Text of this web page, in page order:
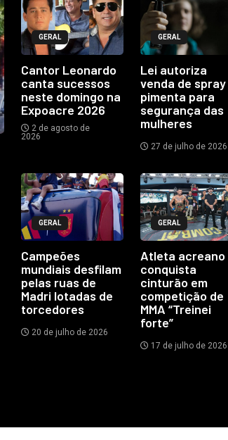
GERAL
Cantor Leonardo
canta sucessos
neste domingo na
Expoacre 2026
2 de agosto de
2026
GERAL
Lei autoriza
venda de spray
pimenta para
segurança das
mulheres
27 de julho de 2026
GERAL
Campeões
mundiais desfilam
pelas ruas de
Madri lotadas de
torcedores
20 de julho de 2026
GERAL
Atleta acreano
conquista
cinturão em
competição de
MMA “Treinei
forte”
17 de julho de 2026